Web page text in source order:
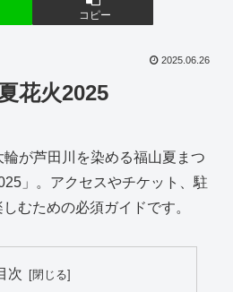
コピー
2025.06.26
花火2025
が芦田川を染める福山夏まつ
」。アクセスやチケット、駐
むための必須ガイドです。
次